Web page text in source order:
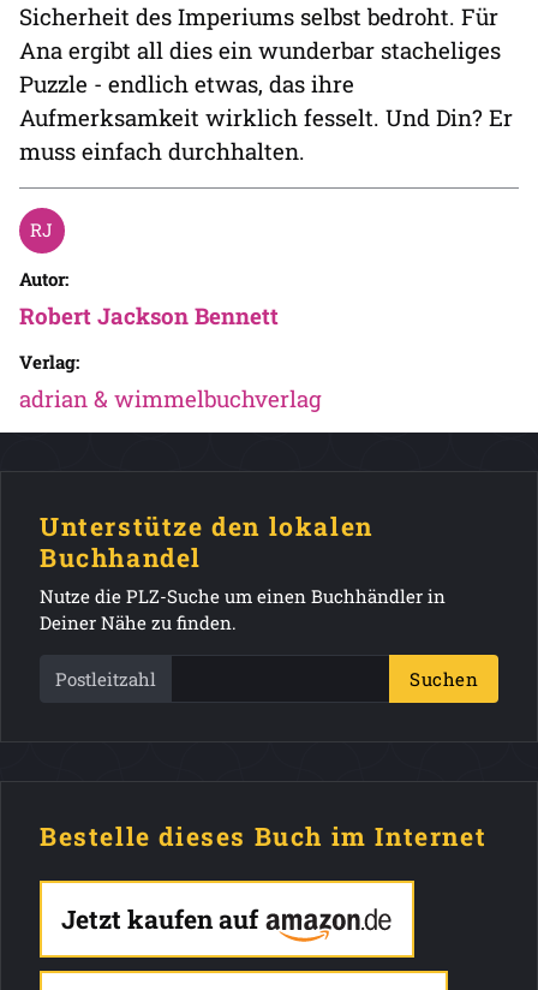
Sicherheit des Imperiums selbst bedroht. Für
Ana ergibt all dies ein wunderbar stacheliges
Puzzle - endlich etwas, das ihre
Aufmerksamkeit wirklich fesselt. Und Din? Er
muss einfach durchhalten.
Autor:
Robert Jackson Bennett
Verlag:
adrian & wimmelbuchverlag
Unterstütze den lokalen
Buchhandel
Nutze die PLZ-Suche um einen Buchhändler in
Deiner Nähe zu finden.
Postleitzahl Suchen
Bestelle dieses Buch im Internet
Jetzt kaufen auf